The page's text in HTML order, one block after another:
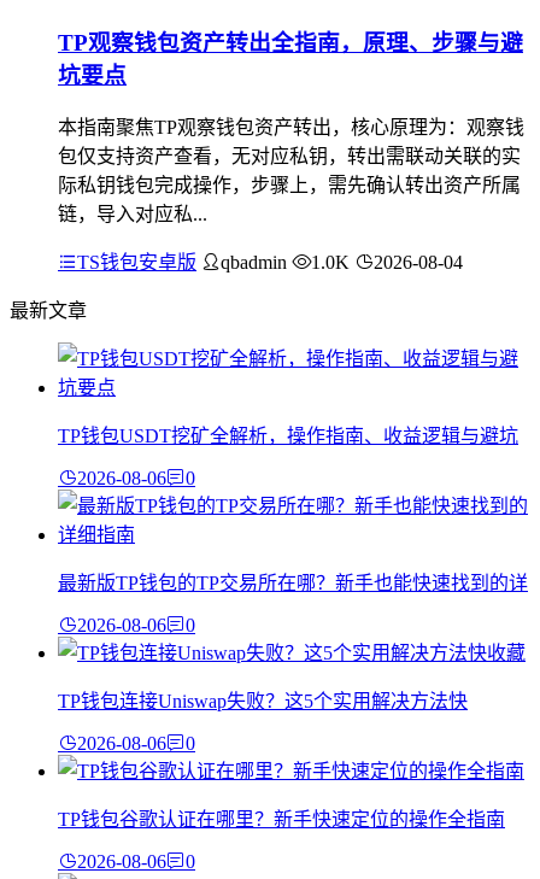
TP观察钱包资产转出全指南，原理、步骤与避
坑要点
本指南聚焦TP观察钱包资产转出，核心原理为：观察钱
包仅支持资产查看，无对应私钥，转出需联动关联的实
际私钥钱包完成操作，步骤上，需先确认转出资产所属
链，导入对应私...
TS钱包安卓版 qbadmin 1.0K 2026-08-04
最新文章
TP钱包USDT挖矿全解析，操作指南、收益逻辑与避坑
2026-08-06 0
最新版TP钱包的TP交易所在哪？新手也能快速找到的详
2026-08-06 0
TP钱包连接Uniswap失败？这5个实用解决方法快
2026-08-06 0
TP钱包谷歌认证在哪里？新手快速定位的操作全指南
2026-08-06 0